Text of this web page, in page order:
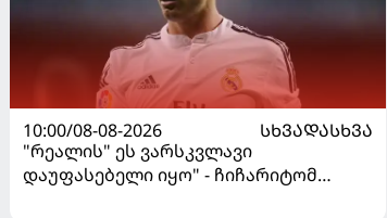
10:00/08-08-2026
ᲡᲮᲕᲐᲓᲐᲡᲮᲕᲐ
"რეალის" ეს ვარსკვლავი
დაუფასებელი იყო" - ჩიჩარიტომ